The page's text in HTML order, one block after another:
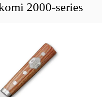
2000-series